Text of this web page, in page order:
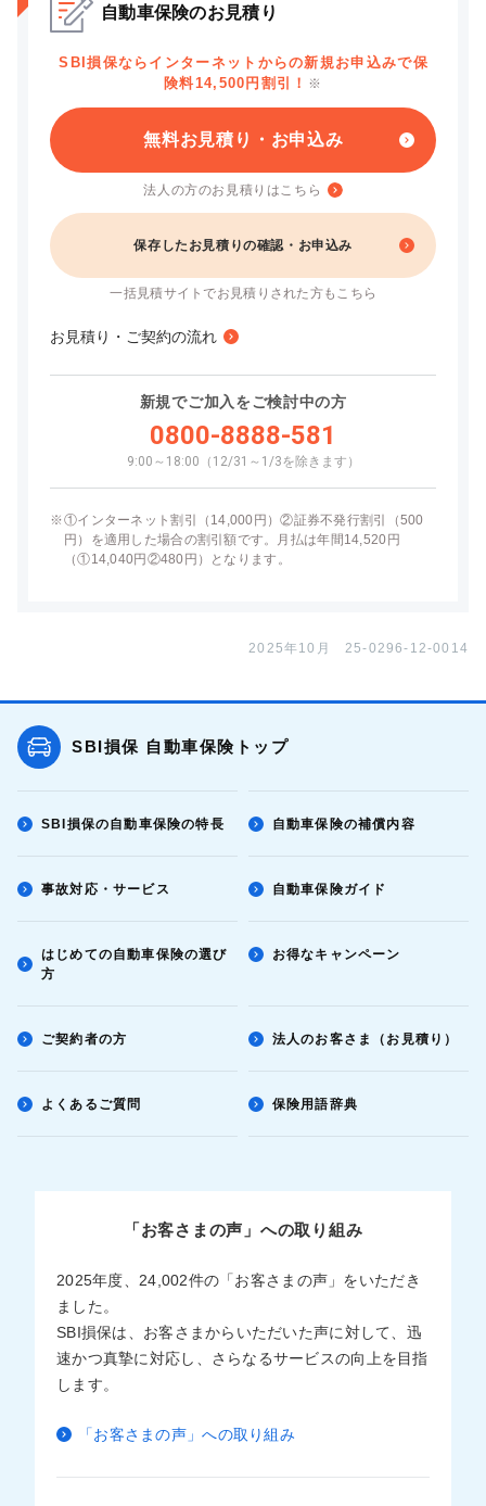
自動車保険のお見積り
SBI損保ならインターネットからの新規お申込みで保
険料14,500円割引！ ※
無料お見積り・お申込み
法人の方のお見積りはこちら
保存したお見積りの確認・お申込み
一括見積サイトでお見積りされた方もこちら
お見積り・ご契約の流れ
新規でご加入をご検討中の方
0800-8888-581
9:00～18:00（12/31～1/3を除きます）
※①インターネット割引（14,000円）②証券不発行割引（500
円）を適用した場合の割引額です。月払は年間14,520円
（①14,040円②480円）となります。
2025年10月 25-0296-12-0014
SBI損保 自動車保険トップ
SBI損保の自動車保険の特長 自動車保険の補償内容
事故対応・サービス 自動車保険ガイド
はじめての自動車保険の選び
方
お得なキャンペーン
ご契約者の方 法人のお客さま（お見積り）
よくあるご質問 保険用語辞典
「お客さまの声」への取り組み
2025年度、24,002件の「お客さまの声」をいただき
ました。
SBI損保は、お客さまからいただいた声に対して、迅
速かつ真摯に対応し、さらなるサービスの向上を目指
します。
「お客さまの声」への取り組み